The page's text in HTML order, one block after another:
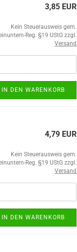
3,85 EUR
Kein Steuerausweis gem.
Reg. §19 UStG zzgl.
Versand
IN DEN WARENKORB
4,79 EUR
Kein Steuerausweis gem.
Reg. §19 UStG zzgl.
Versand
IN DEN WARENKORB